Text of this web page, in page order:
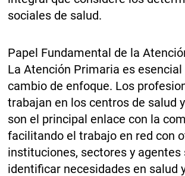
sociales de salud.
Papel Fundamental de la
La Atención Primaria es esencial
cambio de enfoque. Los
trabajan en los centros de salud
son el principal enlace con la
facilitando el trabajo en red con
instituciones, sectores y agentes
identificar necesidades en salud